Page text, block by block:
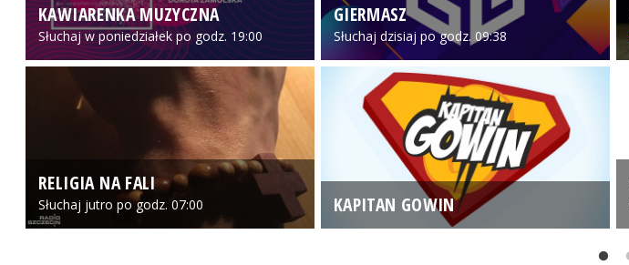
KAWIARENKA MUZYCZNA
Słuchaj w poniedziałek po godz. 19:00
GIERMASZ
Słuchaj dzisiaj po godz. 09:38
RELIGIA NA FALI
Słuchaj jutro po godz. 07:00 KAPITAN GOWIN